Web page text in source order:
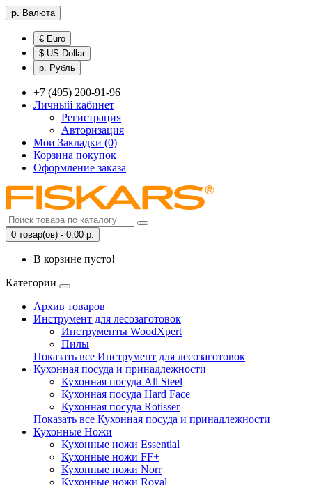
р. Валюта
€ Euro
$ US Dollar
р. Рубль
+7 (495) 200-91-96
Личный кабинет
Регистрация
Авторизация
Мои Закладки (0)
Корзина покупок
Оформление заказа
0 товар(ов) - 0.00 р.
В корзине пусто!
Категории
Архив товаров
Инструмент для лесозаготовок
Инструменты WoodXpert
Пилы
Показать все Инструмент для лесозаготовок
Кухонная посуда и принадлежности
Кухонная посуда All Steel
Кухонная посуда Hard Face
Кухонная посуда Rotisser
Показать все Кухонная посуда и принадлежности
Кухонные Ножи
Кухонные ножи Essential
Кухонные ножи FF+
Кухонные ножи Norr
Кухонные ножи Royal